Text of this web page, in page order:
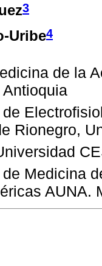
3
Uribe4
de la
Rionegro,
Medicina
AUNA.